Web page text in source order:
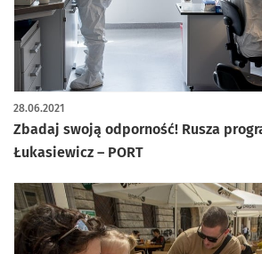
Zbadaj swoją odporność! Rusza program badawczy
Łukasiewicz – PORT
28.06.2021